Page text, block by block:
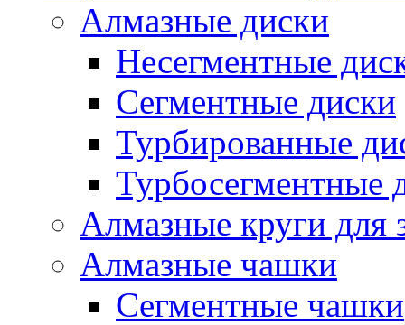
Алмазные диски
Несегментные
Сегментные диски
Турбированные
Турбосегментные
Алмазные круги для
Алмазные чашки
Сегментные чашки